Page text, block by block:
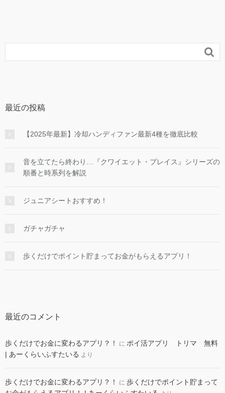

最近の投稿
【2025年最新】冷却ハンディファン最新4種を徹底比較
音を立てたら終わり…『クワイエット・プレイス』シリーズの
順番と時系列を解説
ジュニアシートおすすめ！
ガチャガチャ
歩くだけでポイント貯まってお金がもらえるアプリ！
最近のコメント
歩くだけでお金に変わるアプリ？！ に ポイ活アプリ トリマ 無料
| あーくらいふすたいる より
歩くだけでお金に変わるアプリ？！ に 歩くだけでポイント貯まって